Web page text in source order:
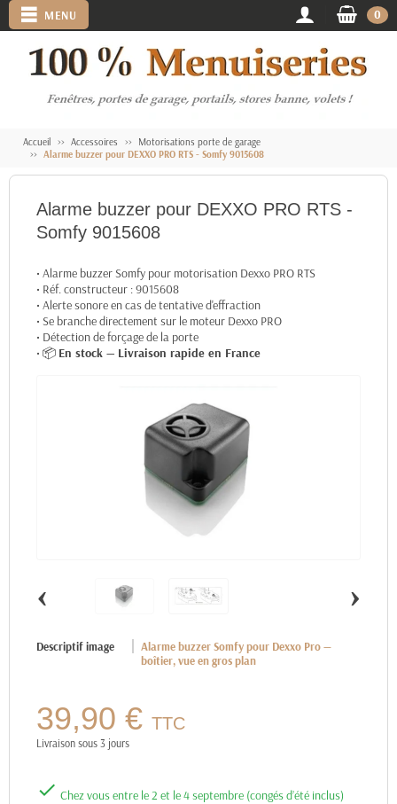
MENU 0
Accueil Accessoires
Motorisations porte de garage
Alarme buzzer pour DEXXO PRO RTS - Somfy 9015608
Alarme buzzer pour DEXXO PRO RTS -
Somfy 9015608
• Alarme buzzer Somfy pour motorisation Dexxo PRO RTS
• Réf. constructeur : 9015608
• Alerte sonore en cas de tentative d'effraction
• Se branche directement sur le moteur Dexxo PRO
• Détection de forçage de la porte
• 📦 En stock — Livraison rapide en France
‹ ›
Descriptif image
Alarme buzzer Somfy pour Dexxo Pro —
boîtier, vue en gros plan
39,90 € TTC
Livraison sous 3 jours
 Chez vous entre le 2 et le 4 septembre (congés d’été inclus)